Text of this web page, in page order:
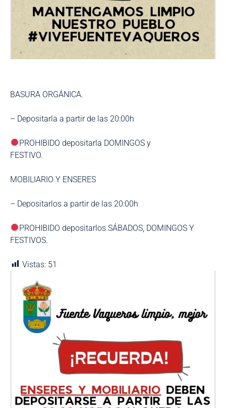
BASURA ORGÁNICA.
– Depositarla a partir de las 20:00h
PROHIBIDO depositarla DOMINGOS y
FESTIVO.
MOBILIARIO Y ENSERES
– Depositarlos a partir de las 20:00h
PROHIBIDO depositarlos SÁBADOS, DOMINGOS Y
FESTIVOS.
Vistas: 51